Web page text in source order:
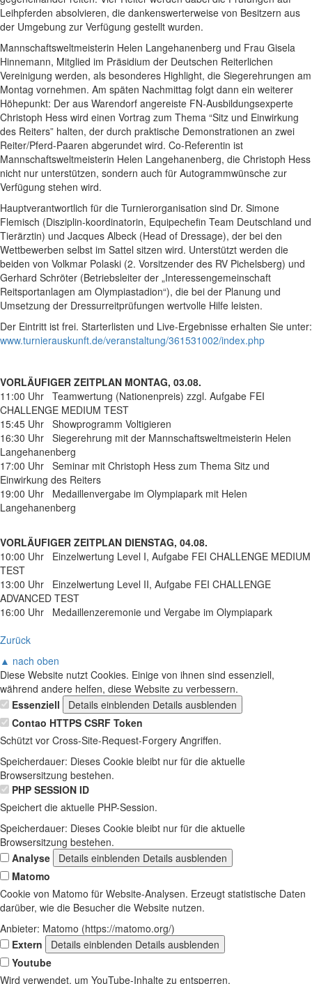
Leihpferden absolvieren, die dankenswerterweise von Besitzern aus
der Umgebung zur Verfügung gestellt wurden.
Mannschaftsweltmeisterin Helen Langehanenberg und Frau Gisela
Hinnemann, Mitglied im Präsidium der Deutschen Reiterlichen
Vereinigung werden, als besonderes Highlight, die Siegerehrungen am
Montag vornehmen. Am späten Nachmittag folgt dann ein weiterer
Höhepunkt: Der aus Warendorf angereiste FN-Ausbildungsexperte
Christoph Hess wird einen Vortrag zum Thema “Sitz und Einwirkung
des Reiters” halten, der durch praktische Demonstrationen an zwei
Reiter/Pferd-Paaren abgerundet wird. Co-Referentin ist
Mannschaftsweltmeisterin Helen Langehanenberg, die Christoph Hess
nicht nur unterstützen, sondern auch für Autogrammwünsche zur
Verfügung stehen wird.
Hauptverantwortlich für die Turnierorganisation sind Dr. Simone
Flemisch (Disziplin-koordinatorin, Equipechefin Team Deutschland und
Tierärztin) und Jacques Albeck (Head of Dressage), der bei den
Wettbewerben selbst im Sattel sitzen wird. Unterstützt werden die
beiden von Volkmar Polaski (2. Vorsitzender des RV Pichelsberg) und
Gerhard Schröter (Betriebsleiter der „Interessengemeinschaft
Reitsportanlagen am Olympiastadion“), die bei der Planung und
Umsetzung der Dressurreitprüfungen wertvolle Hilfe leisten.
Der Eintritt ist frei. Starterlisten und Live-Ergebnisse erhalten Sie unter:
www.turnierauskunft.de/veranstaltung/361531002/index.php
VORLÄUFIGER ZEITPLAN MONTAG, 03.08.
11:00 Uhr Teamwertung (Nationenpreis) zzgl. Aufgabe FEI
CHALLENGE MEDIUM TEST
15:45 Uhr Showprogramm Voltigieren
16:30 Uhr Siegerehrung mit der Mannschaftsweltmeisterin Helen
Langehanenberg
17:00 Uhr Seminar mit Christoph Hess zum Thema Sitz und
Einwirkung des Reiters
19:00 Uhr Medaillenvergabe im Olympiapark mit Helen
Langehanenberg
VORLÄUFIGER ZEITPLAN DIENSTAG, 04.08.
10:00 Uhr Einzelwertung Level I, Aufgabe FEI CHALLENGE MEDIUM
TEST
13:00 Uhr Einzelwertung Level II, Aufgabe FEI CHALLENGE
ADVANCED TEST
16:00 Uhr Medaillenzeremonie und Vergabe im Olympiapark
Zurück
▲ nach oben
Diese Website nutzt Cookies. Einige von ihnen sind essenziell,
während andere helfen, diese Website zu verbessern.
Essenziell
Details einblenden Details ausblenden
Contao HTTPS CSRF Token
Schützt vor Cross-Site-Request-Forgery Angriffen.
Speicherdauer: Dieses Cookie bleibt nur für die aktuelle
Browsersitzung bestehen.
PHP SESSION ID
Speichert die aktuelle PHP-Session.
Speicherdauer: Dieses Cookie bleibt nur für die aktuelle
Browsersitzung bestehen.
Analyse
Details einblenden Details ausblenden
Matomo
Cookie von Matomo für Website-Analysen. Erzeugt statistische Daten
darüber, wie die Besucher die Website nutzen.
Anbieter: Matomo (https://matomo.org/)
Extern
Details einblenden Details ausblenden
Youtube
Wird verwendet, um YouTube-Inhalte zu entsperren.